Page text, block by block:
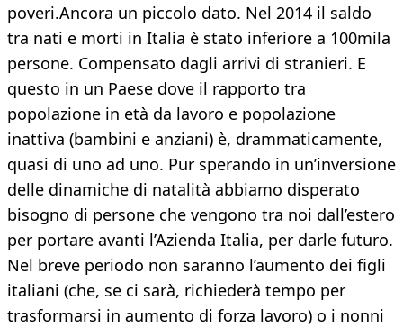
poveri.Ancora un piccolo dato. Nel 2014 il saldo
tra nati e morti in Italia è stato inferiore a 100mila
persone. Compensato dagli arrivi di stranieri. E
questo in un Paese dove il rapporto tra
popolazione in età da lavoro e popolazione
inattiva (bambini e anziani) è, drammaticamente,
quasi di uno ad uno. Pur sperando in un’inversione
delle dinamiche di natalità abbiamo disperato
bisogno di persone che vengono tra noi dall’estero
per portare avanti l’Azienda Italia, per darle futuro.
Nel breve periodo non saranno l’aumento dei figli
italiani (che, se ci sarà, richiederà tempo per
trasformarsi in aumento di forza lavoro) o i nonni